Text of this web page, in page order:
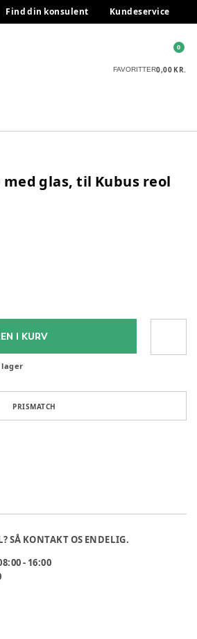
Find din konsulent Kundeservice
FAVORITTER0,00 KR.
0
glas, til Kubus reol
I KURV
lager
PRISMATCH
SÅ KONTAKT OS ENDELIG.
- 16:00